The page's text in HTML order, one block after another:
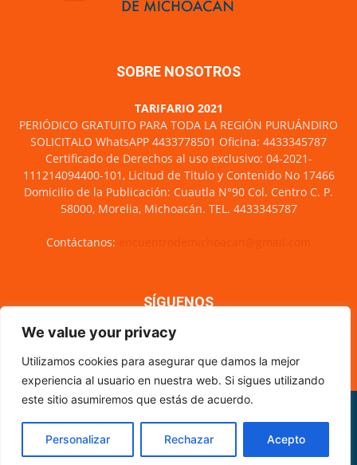
We value your privacy
Utilizamos cookies para asegurar que damos la mejor
experiencia al usuario en nuestra web. Si sigues utilizando
este sitio asumiremos que estás de acuerdo.
Personalizar Rechazar Acepto
SOBRE NOSOTROS
TARIFARIO 2021
PERIÓDICO GRATUITO PARA TODA LA REGIÓN PURUÁNDIRO
SOLICITALO WhatsAPP 4433778501 Oficina: 4433345787
Certificado de Derechos al uso exclusivo: 04-2021-
111214094400-101, Licitud de Titulo y Contenido No 17466
Domicilio de la Publicación: Cuautla N°90 Col. Centro C. P.
58000, Morelia, Michoacán. TEL. 4433345787
Contáctanos:
SÍGUENOS
Nosotros
CÓDIGO DE ÉTICA PERIODÍSTICA
XML Sitemap
© Encuentro de Michoacán - 2021